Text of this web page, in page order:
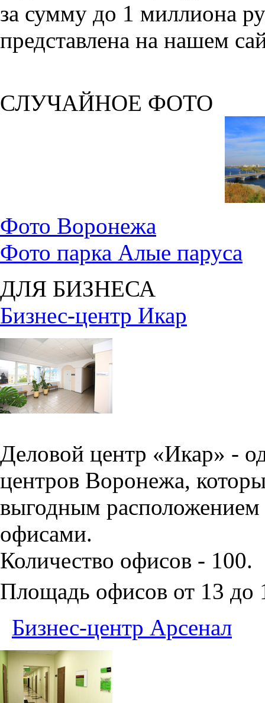
за сумму до 1 миллиона
представлена на нашем
СЛУЧАЙНОЕ ФОТО
Фото Воронежа
Фото парка Алые паруса
ДЛЯ БИЗНЕСА
Бизнес-центр Икар
Деловой центр «Икар» -
центров Воронежа,
выгодным
офисами.
Количество офисов - 100.
Площадь офисов от 13 до
Бизнес-центр Арсенал